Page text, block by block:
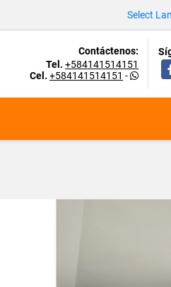
Select
Contáctenos:
Tel. +584141514151
Cel. +584141514151 -